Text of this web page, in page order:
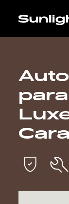
Find
Hitta